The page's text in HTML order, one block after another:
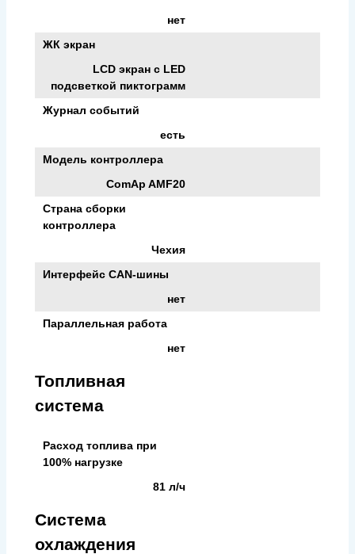
нет
ЖК экран
LCD экран с LED
подсветкой пиктограмм
Журнал событий
есть
Модель контроллера
ComAp AMF20
Страна сборки
контроллера
Чехия
Интерфейс CAN-шины
нет
Параллельная работа
нет
Топливная
система
Расход топлива при
100% нагрузке
81 л/ч
Система
охлаждения